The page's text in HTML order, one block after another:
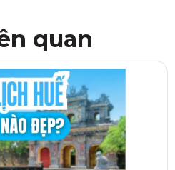
quan